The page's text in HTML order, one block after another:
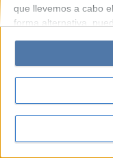
que llevemos a cabo
forma alternativa,
cambiar sus
Tenga en cuenta que
personales puede no
tiene el derecho de
sus preferencias o